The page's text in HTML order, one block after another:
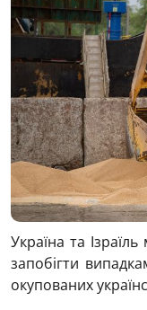
Україна та
запобігти
окупованих